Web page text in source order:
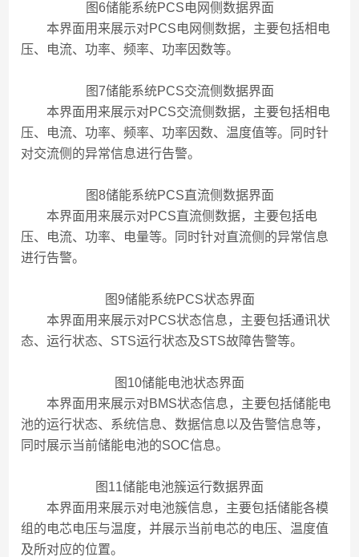
图6储能系统PCS电网侧数据界面
本界面用来展示对PCS电网侧数据，主要包括相电
压、电流、功率、频率、功率因数等。
图7储能系统PCS交流侧数据界面
本界面用来展示对PCS交流侧数据，主要包括相电
压、电流、功率、频率、功率因数、温度值等。同时针
对交流侧的异常信息进行告警。
图8储能系统PCS直流侧数据界面
本界面用来展示对PCS直流侧数据，主要包括电
压、电流、功率、电量等。同时针对直流侧的异常信息
进行告警。
图9储能系统PCS状态界面
本界面用来展示对PCS状态信息，主要包括通讯状
态、运行状态、STS运行状态及STS故障告警等。
图10储能电池状态界面
本界面用来展示对BMS状态信息，主要包括储能电
池的运行状态、系统信息、数据信息以及告警信息等，
同时展示当前储能电池的SOC信息。
图11储能电池簇运行数据界面
本界面用来展示对电池簇信息，主要包括储能各模
组的电芯电压与温度，并展示当前电芯的电压、温度值
及所对应的位置。